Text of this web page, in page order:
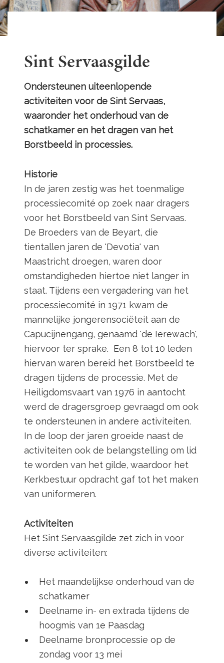
Sint Servaasgilde
Ondersteunen uiteenlopende
activiteiten voor de Sint Servaas,
waaronder het onderhoud van de
schatkamer en het dragen van het
Borstbeeld in processies.
Historie
In de jaren zestig was het toenmalige
processiecomité op zoek naar dragers
voor het Borstbeeld van Sint Servaas.
De Broeders van de Beyart, die
tientallen jaren de 'Devotia' van
Maastricht droegen, waren door
omstandigheden hiertoe niet langer in
staat. Tijdens een vergadering van het
processiecomité in 1971 kwam de
mannelijke jongerensociëteit aan de
Capucijnengang, genaamd 'de Ierewach',
hiervoor ter sprake. Een 8 tot 10 leden
hiervan waren bereid het Borstbeeld te
dragen tijdens de processie. Met de
Heiligdomsvaart van 1976 in aantocht
werd de dragersgroep gevraagd om ook
te ondersteunen in andere activiteiten.
In de loop der jaren groeide naast de
activiteiten ook de belangstelling om lid
te worden van het gilde, waardoor het
Kerkbestuur opdracht gaf tot het maken
van uniformeren.
Activiteiten
Het Sint Servaasgilde zet zich in voor
diverse activiteiten:
Het maandelijkse onderhoud van de
schatkamer
Deelname in- en extrada tijdens de
hoogmis van 1e Paasdag
Deelname bronprocessie op de
zondag voor 13 mei